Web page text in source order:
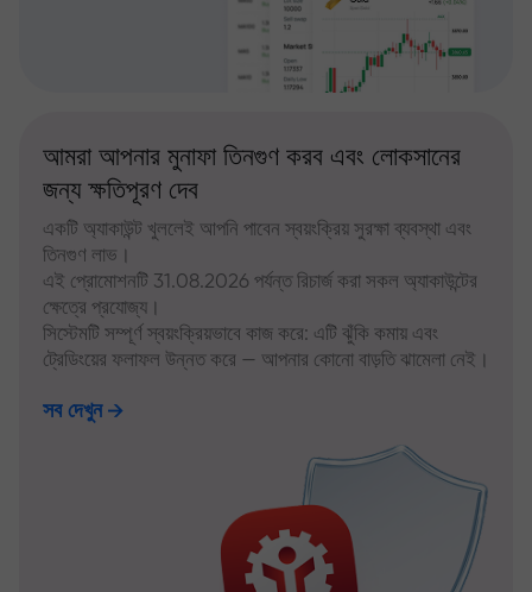
আমরা আপনার মুনাফা তিনগুণ করব এবং লোকসানের
জন্য ক্ষতিপূরণ দেব
একটি অ্যাকাউন্ট খুললেই আপনি পাবেন স্বয়ংক্রিয় সুরক্ষা ব্যবস্থা এবং
তিনগুণ লাভ।
এই প্রোমোশনটি 31.08.2026 পর্যন্ত রিচার্জ করা সকল অ্যাকাউন্টের
ক্ষেত্রে প্রযোজ্য।
সিস্টেমটি সম্পূর্ণ স্বয়ংক্রিয়ভাবে কাজ করে: এটি ঝুঁকি কমায় এবং
ট্রেডিংয়ের ফলাফল উন্নত করে — আপনার কোনো বাড়তি ঝামেলা নেই।
সব দেখুন